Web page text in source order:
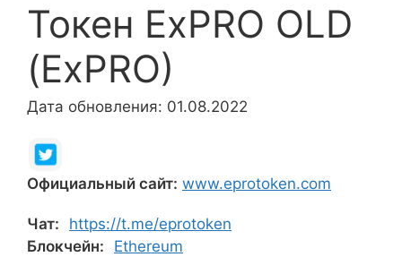
Токен ExPRO OLD
(ExPRO)
Дата обновления: 01.08.2022
Официальный сайт: www.eprotoken.com
Чат:
https://t.me/eprotoken
Блокчейн:
Ethereum